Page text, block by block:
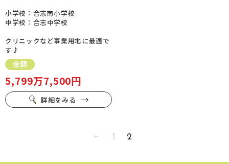
小学校：合志南小学校
中学校：合志中学校
クリニックなど事業用地に最適で
す♪
金額
5,799万7,500円
詳細をみる
1 2